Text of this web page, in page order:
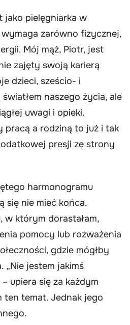
jako pielęgniarka w
zarówno fizycznej,
Mój mąż, Piotr, jest
zajęty swoją karierą
dzieci, sześcio- i
naszego życia, ale
uwagi i opieki.
pracą a rodziną to już i tak
presji ze strony
harmonogramu
się nie mieć końca.
w którym dorastałam,
pomocy lub rozważenia
gdzie mógłby
„Nie jestem jakimś
upiera się za każdym
ten temat. Jednak jego